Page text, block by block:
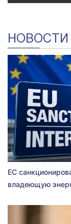
НОВОСТИ
ЕС
владеющую